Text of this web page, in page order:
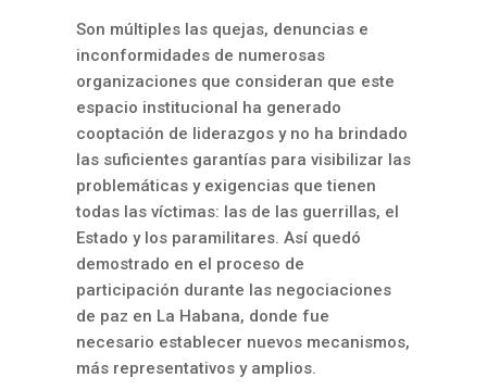
Son múltiples las quejas, denuncias e
inconformidades de numerosas
organizaciones que consideran que este
espacio institucional ha generado
cooptación de liderazgos y no ha brindado
las suficientes garantías para visibilizar las
problemáticas y exigencias que tienen
todas las víctimas: las de las guerrillas, el
Estado y los paramilitares. Así quedó
demostrado en el proceso de
participación durante las negociaciones
de paz en La Habana, donde fue
necesario establecer nuevos mecanismos,
más representativos y amplios.